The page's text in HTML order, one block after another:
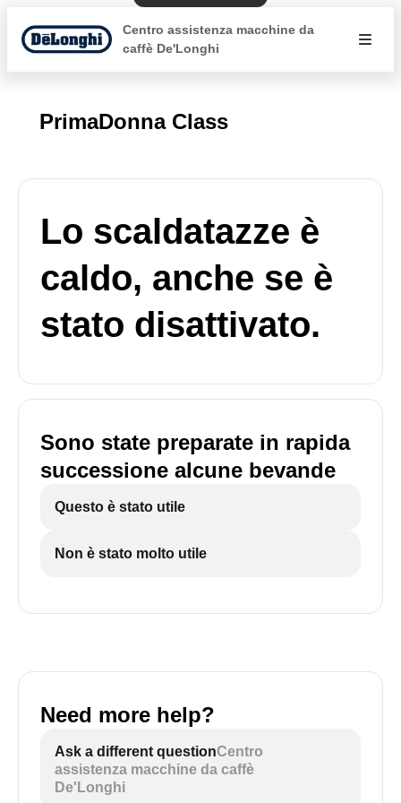
Centro assistenza macchine da
caffè De'Longhi
PrimaDonna Class
Lo scaldatazze è
caldo, anche se è
stato disattivato.
Sono state preparate in rapida
successione alcune bevande
Questo è stato utile
Non è stato molto utile
Need more help?
Ask a different questionCentro
assistenza macchine da caffè
De'Longhi